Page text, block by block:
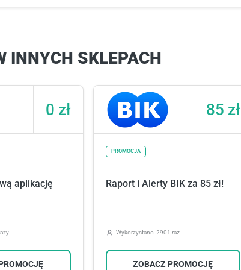
INNYCH SKLEPACH
0 zł
aplikację
85 zł
PROMOCJA
Raport i Alerty BIK za 85 zł!
Wykorzystano 2901 raz
ZOBACZ PROMOCJĘ